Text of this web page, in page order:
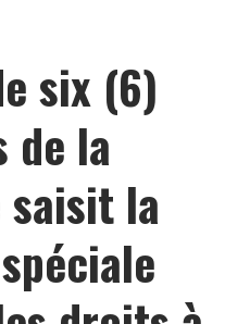
six (6)
de la
la